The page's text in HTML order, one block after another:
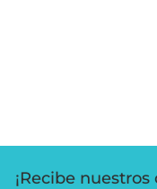
¡Recibe